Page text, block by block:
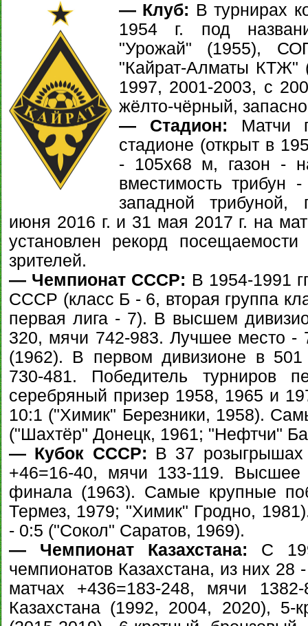
— Клуб: В турнирах
1954 г. под
"Урожай" (1955),
"Кайрат-Алматы КТЖ"
1997, 2001-2003, с
жёлто-чёрный,
— Стадион: Матчи
стадионе (открыт в
- 105х68 м, газон -
вместимость
западной трибуной,
июня 2016 г. и 31 мая 2017 г. на
установлен рекорд
зрителей.
— Чемпионат СССР: В 1954-1991
СССР (класс Б - 6, вторая группа
первая лига - 7). В высшем
320, мячи 742-983. Лучшее место
(1962). В первом дивизионе в
730-481. Победитель турниров
серебряный призер 1958, 1965 и
10:1 ("Химик" Березники, 1958).
("Шахтёр" Донецк, 1961; "Нефтчи"
— Кубок СССР: В 37
+46=16-40, мячи 133-119.
финала (1963). Самые крупные
Термез, 1979; "Химик" Гродно,
- 0:5 ("Сокол" Саратов, 1969).
— Чемпионат Казахстана: С
чемпионатов Казахстана, из них
матчах +436=183-248, мячи
Казахстана (1992, 2004, 2020), 5-